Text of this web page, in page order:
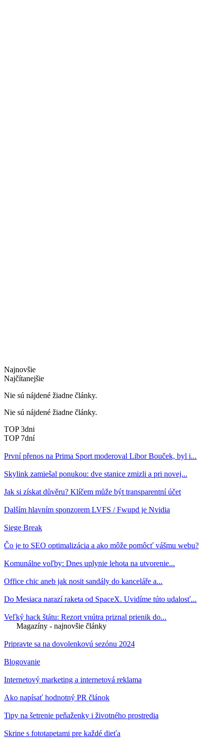
Najnovšie
Najčítanejšie
Nie sú nájdené žiadne články.
Nie sú nájdené žiadne články.
TOP 3dni
TOP 7dní
První přenos na Prima Sport moderoval Libor Bouček, byl i...
Skylink zamiešal ponukou: dve stanice zmizli a pri novej...
Jak si získat důvěru? Klíčem může být transparentní účet
Dalším hlavním sponzorem LVFS / Fwupd je Nvidia
Siege Break
Čo je to SEO optimalizácia a ako môže pomôcť vášmu webu?
Komunálne voľby: Dnes uplynie lehota na utvorenie...
Office chic aneb jak nosit sandály do kanceláře a...
Do Mesiaca narazí raketa od SpaceX. Uvidíme túto udalosť...
Veľký hack štátu: Rezort vnútra priznal prienik do...
Magazíny - najnovšie články
Pripravte sa na dovolenkovú sezónu 2024
Blogovanie
Internetový marketing a internetová reklama
Ako napísať hodnotný PR článok
Tipy na šetrenie peňaženky i životného prostredia
Skrine s fototapetami pre každé dieťa